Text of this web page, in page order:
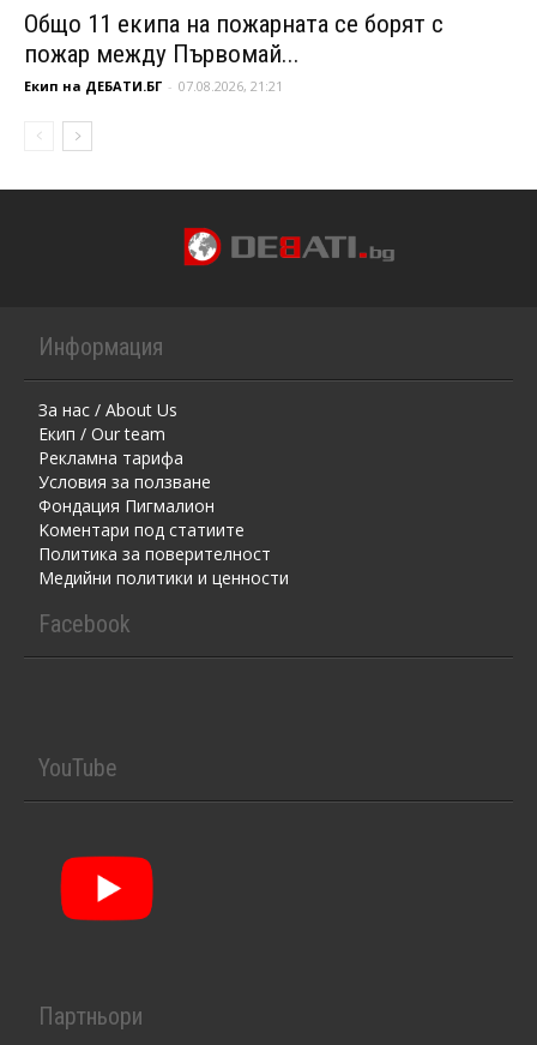
Общо 11 екипа на пожарната се борят с
пожар между Първомай...
Екип на ДЕБАТИ.БГ - 07.08.2026, 21:21
Информация
За нас / About Us
Екип / Our team
Рекламна тарифа
Условия за ползване
Фондация Пигмалион
Kоментaри под статиите
Политика за поверителност
Медийни политики и ценности
Facebook
YouTube
Партньори